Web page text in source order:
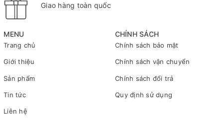
MENU
Trang chủ
Giới thiệu
Sản phẩm
Tin tức
Liên hệ
CHÍNH SÁCH
Chính sách bảo mật
Chính sách vận chuyển
Chính sách đổi trả
Quy định sử dụng
Giao hàng toàn quốc